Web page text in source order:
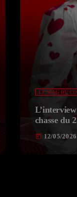
LE MAG DU
chasse du
DU COIN
today 12/05/2026